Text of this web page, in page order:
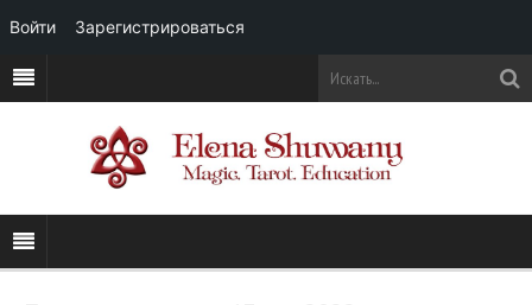
Войти Зарегистрироваться